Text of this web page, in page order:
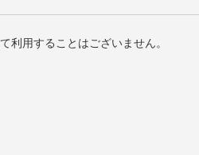
利用することはございません。